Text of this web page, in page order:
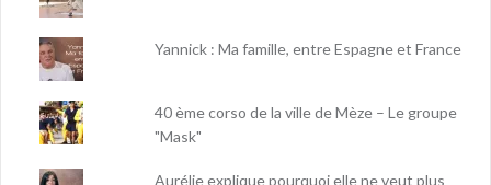
Yannick : Ma famille, entre Espagne et France
40 ème corso de la ville de Mèze – Le groupe
"Mask"
Aurélie explique pourquoi elle ne veut plus